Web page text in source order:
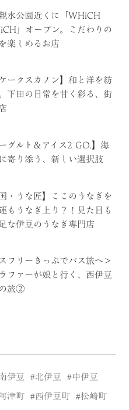
水公園近くに「WHiCH
」オープン。こだわりの
楽しめるお店
ークスカノン】和と洋を紡
下田の日常を甘く彩る、街
グルト＆アイス2 GO.】海
寄り添う、新しい選択肢
・うな匠】ここのうなぎを
もうなぎ上り？！見た目も
な伊豆のうなぎ専門店
フリーきっぷでバス旅へ＞
ファーが娘と行く、西伊豆
旅②
伊豆 北伊豆 中伊豆
津町 西伊豆町 松崎町